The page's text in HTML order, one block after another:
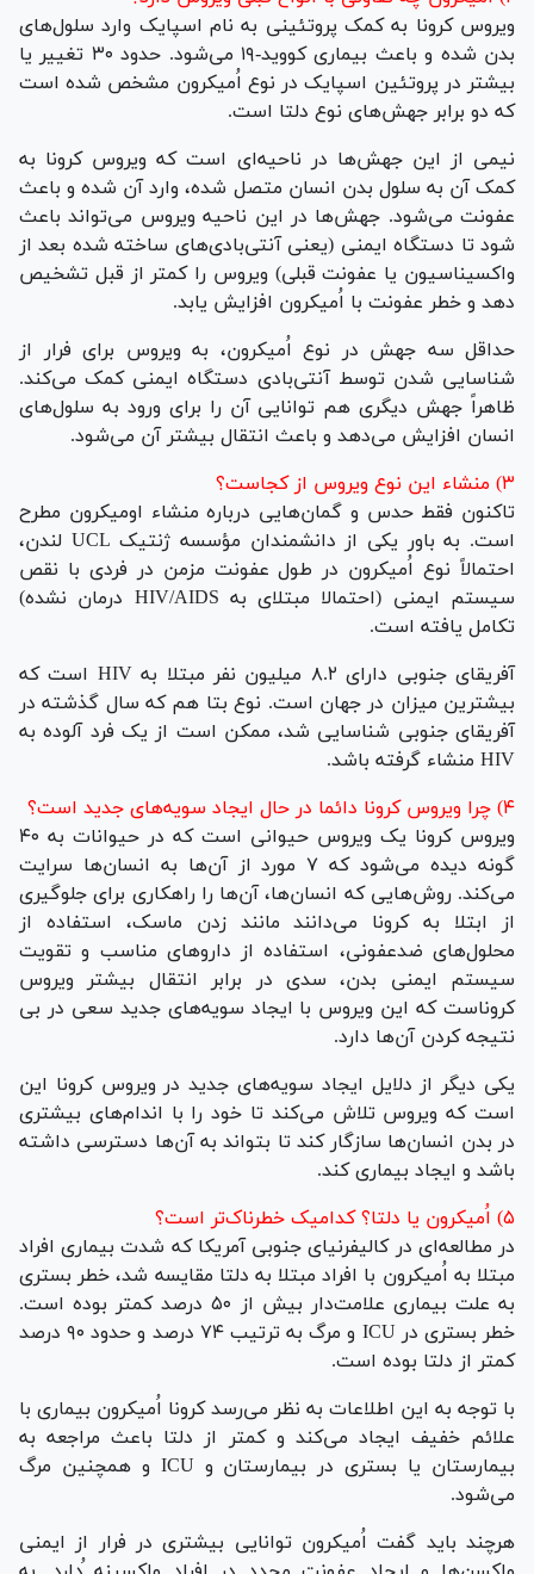
ویروس کرونا به کمک پروتئینی به نام اسپایک وارد سلول‌های
بدن شده و باعث بیماری کووید-۱۹ می‌شود. حدود ۳۰ تغییر یا
بیشتر در پروتئین اسپایک در نوع اُمیکرون مشخص شده است
که دو برابر جهش‌های نوع دلتا است.
نیمی از این جهش‌ها در ناحیه‌ای است که ویروس کرونا به
کمک آن به سلول بدن انسان متصل شده، وارد آن شده و باعث
عفونت می‌شود. جهش‌ها در این ناحیه ویروس می‌تواند باعث
شود تا دستگاه ایمنی (یعنی آنتی‌بادی‌های ساخته شده بعد از
واکسیناسیون یا عفونت قبلی) ویروس را کمتر از قبل تشخیص
دهد و خطر عفونت با اُمیکرون افزایش یابد.
حداقل سه جهش در نوع اُمیکرون، به ویروس برای فرار از
شناسایی شدن توسط آنتی‌بادی دستگاه ایمنی کمک می‌کند.
ظاهراً جهش دیگری هم توانایی آن را برای ورود به سلول‌های
انسان افزایش می‌دهد و باعث انتقال بیشتر آن می‌شود.
۳) منشاء این نوع ویروس از کجاست؟
تاکنون فقط حدس و گمان‌هایی درباره منشاء اومیکرون مطرح
است. به باور یکی از دانشمندان مؤسسه ژنتیک UCL لندن،
احتمالاً نوع اُمیکرون در طول عفونت مزمن در فردی با نقص
سیستم ایمنی (احتمالا مبتلای به HIV/AIDS درمان نشده)
تکامل یافته است.
آفریقای جنوبی دارای ۸.۲ میلیون نفر مبتلا به HIV است که
بیشترین میزان در جهان است. نوع بتا هم که سال گذشته در
آفریقای جنوبی شناسایی شد، ممکن است از یک فرد آلوده به
HIV منشاء گرفته باشد.
۴) چرا ویروس کرونا دائما در حال ایجاد سویه‌های جدید است؟
ویروس کرونا یک ویروس حیوانی است که در حیوانات به ۴۰
گونه دیده می‌شود که ۷ مورد از آن‌ها به انسان‌ها سرایت
می‌کند. روش‌هایی که انسان‌ها، آن‌ها را راهکاری برای جلوگیری
از ابتلا به کرونا می‌دانند مانند زدن ماسک، استفاده از
محلول‌های ضدعفونی، استفاده از دارو‌های مناسب و تقویت
سیستم ایمنی بدن، سدی در برابر انتقال بیشتر ویروس
کروناست که این ویروس با ایجاد سویه‌های جدید سعی در بی
نتیجه کردن آن‌ها دارد.
یکی دیگر از دلایل ایجاد سویه‌های جدید در ویروس کرونا این
است که ویروس تلاش می‌کند تا خود را با اندام‌های بیشتری
در بدن انسان‌ها سازگار کند تا بتواند به آن‌ها دسترسی داشته
باشد و ایجاد بیماری کند.
۵) اُمیکرون یا دلتا؟ کدامیک خطرناک‌تر است؟
در مطالعه‌ای در کالیفرنیای جنوبی آمریکا که شدت بیماری افراد
مبتلا به اُمیکرون با افراد مبتلا به دلتا مقایسه شد، خطر بستری
به علت بیماری علامت‌دار بیش از ۵۰ درصد کمتر بوده است.
خطر بستری در ICU و مرگ به ترتیب ۷۴ درصد و حدود ۹۰ درصد
کمتر از دلتا بوده است.
با توجه به این اطلاعات به نظر می‌رسد کرونا اُمیکرون بیماری با
علائم خفیف ایجاد می‌کند و کمتر از دلتا باعث مراجعه به
بیمارستان یا بستری در بیمارستان و ICU و همچنین مرگ
می‌شود.
هرچند باید گفت اُمیکرون توانایی بیشتری در فرار از ایمنی